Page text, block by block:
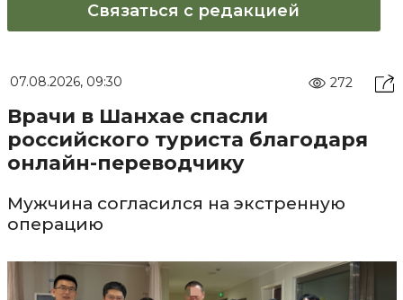
Связаться с редакцией
07.08.2026, 09:30 272
Врачи в Шанхае спасли
российского туриста благодаря
онлайн-переводчику
Мужчина согласился на экстренную
операцию